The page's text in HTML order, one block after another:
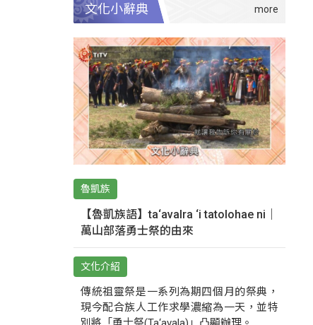
文化小辭典
魯凱族
【魯凱族語】ta‘avalra ‘i tatolohae ni｜
萬山部落勇士祭的由來
文化介紹
傳統祖靈祭是一系列為期四個月的祭典，
現今配合族人工作求學濃縮為一天，並特